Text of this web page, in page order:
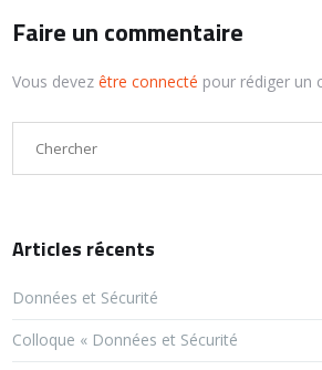
Faire un commentaire
Vous devezêtre connecté pour rédiger un
Articles récents
Données et Sécurité
Colloque « Données et Sécurité